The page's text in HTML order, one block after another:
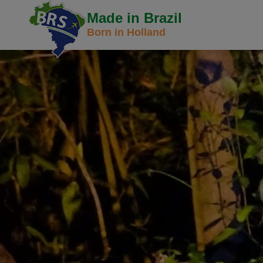
Made in Brazil
Born in Holland